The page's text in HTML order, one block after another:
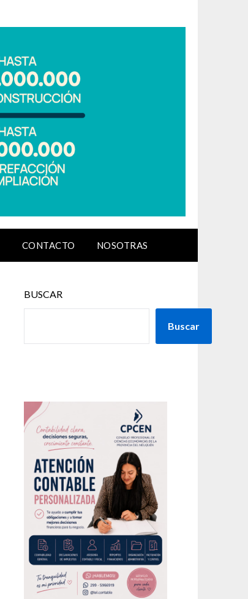
CONTACTO NOSOTRAS
BUSCAR
Buscar